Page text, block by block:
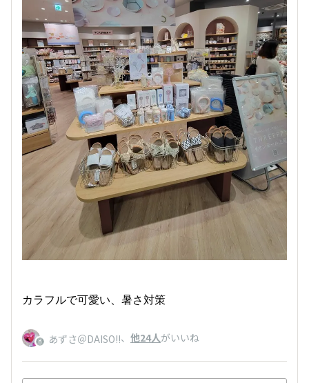
カラフルで可愛い、暑さ対策
あずさ＠DAISO!!、 他24人がいいね